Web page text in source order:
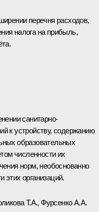
перечня расходов,
налога на прибыль,
санитарно-
к устройству, содержанию
образовательных
численности их
норм, необоснованно
этих организаций.
Т.А., Фурсенко А.А.